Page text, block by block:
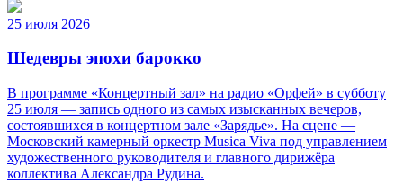
25 июля 2026
Шедевры эпохи барокко
В программе «Концертный зал» на радио «Орфей» в субботу
25 июля — запись одного из самых изысканных вечеров,
состоявшихся в концертном зале «Зарядье». На сцене —
Московский камерный оркестр Musica Viva под управлением
художественного руководителя и главного дирижёра
коллектива Александра Рудина.